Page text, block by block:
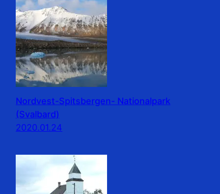
Nordvest-Spitsbergen- Nationalpark
(Svalbard)
2020.01.24